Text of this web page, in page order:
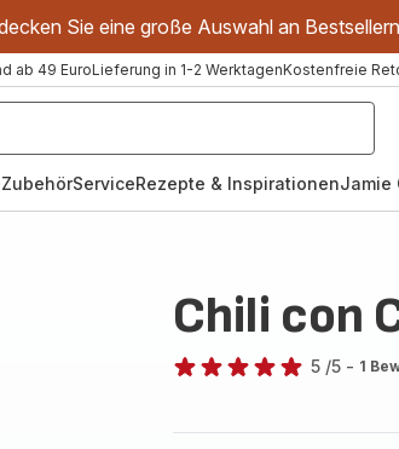
Sie eine große Auswahl an Bestsellern
ab 49 EuroLieferung in 1-2 WerktagenKostenfreie
ZubehörServiceRezepte & InspirationenJamie
Chili con
5
5 /5 - 1